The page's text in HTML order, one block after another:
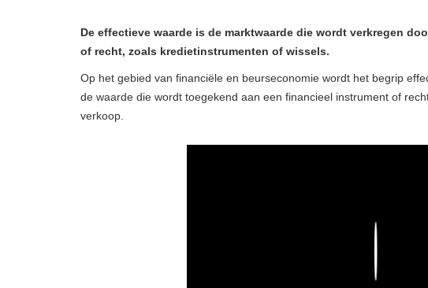
De effectieve waarde is de marktwaarde die wordt verkregen
of recht, zoals kredietinstrumenten of wissels.
Op het gebied van financiële en beurseconomie wordt het begrip
de waarde die wordt toegekend aan een financieel instrument of
verkoop.